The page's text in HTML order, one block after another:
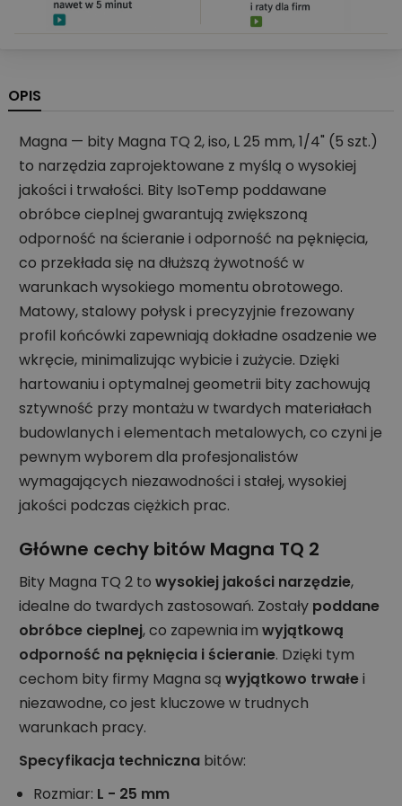
OPIS
Magna — bity Magna TQ 2, iso, L 25 mm, 1/4" (5 szt.)
to narzędzia zaprojektowane z myślą o wysokiej
jakości i trwałości. Bity IsoTemp poddawane
obróbce cieplnej gwarantują zwiększoną
odporność na ścieranie i odporność na pęknięcia,
co przekłada się na dłuższą żywotność w
warunkach wysokiego momentu obrotowego.
Matowy, stalowy połysk i precyzyjnie frezowany
profil końcówki zapewniają dokładne osadzenie we
wkręcie, minimalizując wybicie i zużycie. Dzięki
hartowaniu i optymalnej geometrii bity zachowują
sztywność przy montażu w twardych materiałach
budowlanych i elementach metalowych, co czyni je
pewnym wyborem dla profesjonalistów
wymagających niezawodności i stałej, wysokiej
jakości podczas ciężkich prac.
Główne cechy bitów Magna TQ 2
Bity Magna TQ 2 to wysokiej jakości narzędzie,
idealne do twardych zastosowań. Zostały poddane
obróbce cieplnej, co zapewnia im wyjątkową
odporność na pęknięcia i ścieranie. Dzięki tym
cechom bity firmy Magna są wyjątkowo trwałei
niezawodne, co jest kluczowe w trudnych
warunkach pracy.
Specyfikacja techniczna bitów:
Rozmiar: L - 25 mm